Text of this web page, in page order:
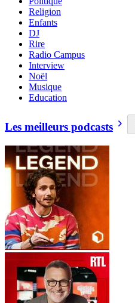
Religion
Enfants
DJ
Rire
Radio Campus
Interview
Noël
Musique
Education
Les meilleurs podcasts